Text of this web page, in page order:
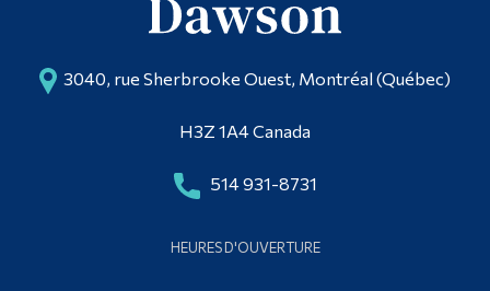
3040, rue Sherbrooke Ouest, Montréal (Québec)
H3Z 1A4 Canada
514 931-8731
HEURES D'OUVERTURE